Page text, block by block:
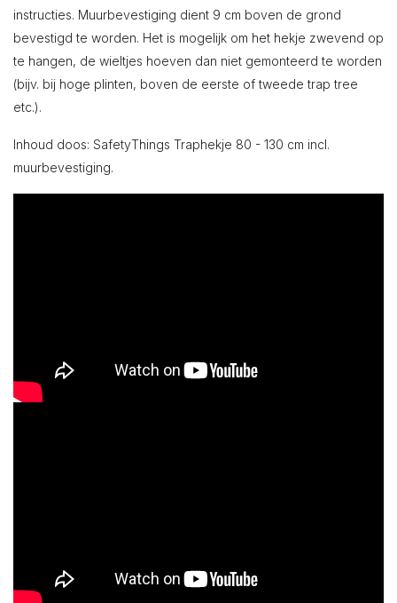
instructies. Muurbevestiging dient 9 cm boven de grond
bevestigd te worden. Het is mogelijk om het hekje zwevend op
te hangen, de wieltjes hoeven dan niet gemonteerd te worden
(bijv. bij hoge plinten, boven de eerste of tweede trap tree
etc.).
Inhoud doos: SafetyThings Traphekje 80 - 130 cm incl.
muurbevestiging.